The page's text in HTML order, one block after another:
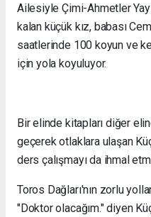
Ailesiyle Çimi-Ahmetler
kalan küçük kız, babası
saatlerinde 100 koyun ve
için yola koyuluyor.
Bir elinde kitapları diğer
geçerek otlaklara ulaşan
ders çalışmayı da ihmal
Toros Dağları'nın zorlu
"Doktor olacağım." diyen